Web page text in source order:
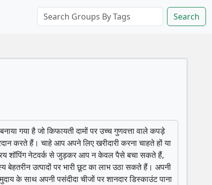
Search
है जो किफायती दामों पर उच्च गुणवत्ता वाले कपड़े
करते हैं। चाहे आप अपने लिए खरीदारी करना चाहते हों या
शॉपिंग नेटवर्क से जुड़कर आप न केवल पैसे बचा सकते हैं,
उत्पादों पर भारी छूट का लाभ उठा सकते हैं। अपनी
साथ अपनी पसंदीदा चीजों पर शानदार डिस्काउंट पाना